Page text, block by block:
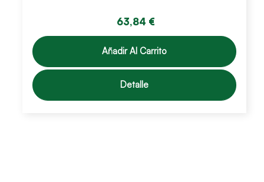
63,84 €
Añadir Al Carrito
Detalle